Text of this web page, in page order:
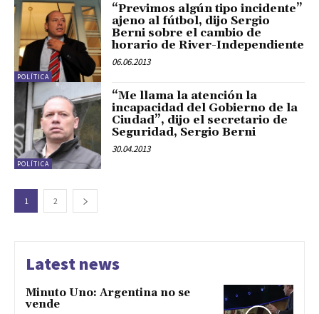
POLÍTICA
“Previmos algún tipo incidente”
ajeno al fútbol, dijo Sergio
Berni sobre el cambio de
horario de River-Independiente
06.06.2013
POLÍTICA
“Me llama la atención la
incapacidad del Gobierno de la
Ciudad”, dijo el secretario de
Seguridad, Sergio Berni
30.04.2013
1 2
Latest news
Minuto Uno: Argentina no se
vende